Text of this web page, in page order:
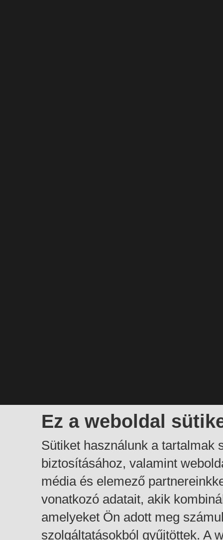
Ez a weboldal
Sütiket használunk a tartalmak
biztosításához, valamint
média és elemező
vonatkozó adatait, akik
amelyeket Ön adott meg
szolgáltatásokból gyűjtöttek. A